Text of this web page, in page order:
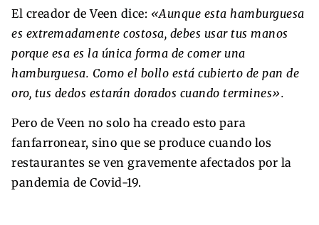
El creador de Veen dice: «Aunque esta hamburguesa
es extremadamente costosa, debes usar tus manos
porque esa es la única forma de comer una
hamburguesa. Como el bollo está cubierto de pan de
oro, tus dedos estarán dorados cuando termines».
Pero de Veen no solo ha creado esto para
fanfarronear, sino que se produce cuando los
restaurantes se ven gravemente afectados por la
pandemia de Covid-19.